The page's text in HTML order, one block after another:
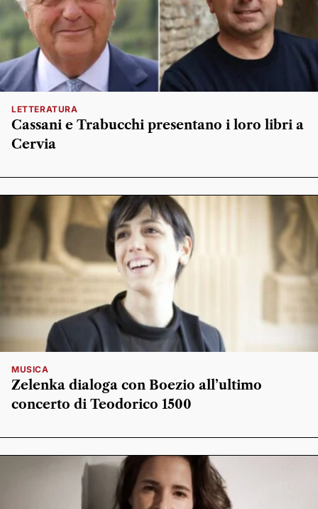
LETTERATURA
Cassani e Trabucchi presentano i loro libri a
Cervia
MUSICA
Zelenka dialoga con Boezio all’ultimo
concerto di Teodorico 1500